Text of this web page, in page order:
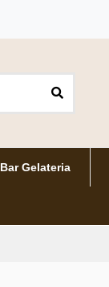
Bar Gelateria